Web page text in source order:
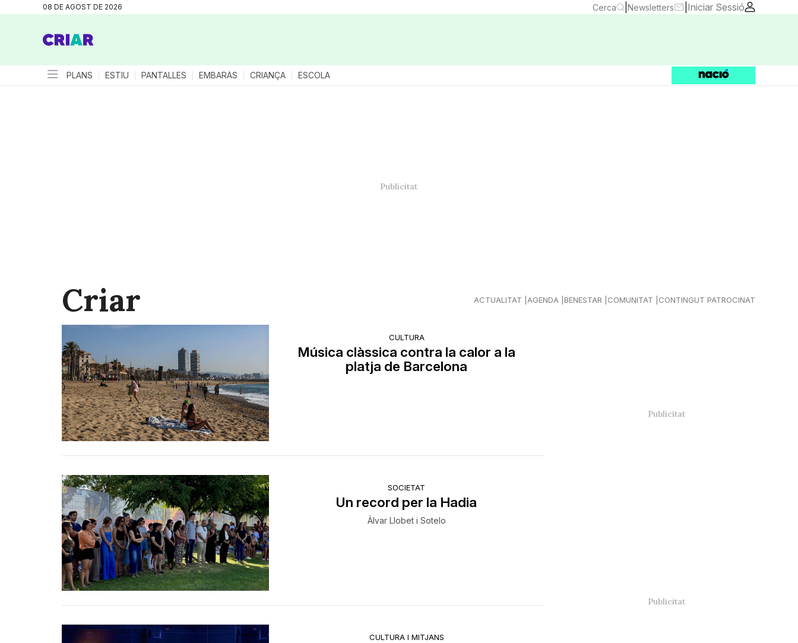
08 DE AGOST DE 2026 Cerca Newsletters Iniciar Sessió
PLANS ESTIU PANTALLES EMBARÀS CRIANÇA ESCOLA
Criar ACTUALITAT AGENDA BENESTAR COMUNITAT CONTINGUT PATROCINAT
CULTURA
Música clàssica contra la calor a la
platja de Barcelona
SOCIETAT
Un record per la Hadia
Àlvar Llobet i Sotelo
CULTURA I MITJANS